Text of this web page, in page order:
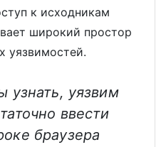
к исходникам
широкий простор
уязвимостей.
узнать, уязвим
ввести
браузера